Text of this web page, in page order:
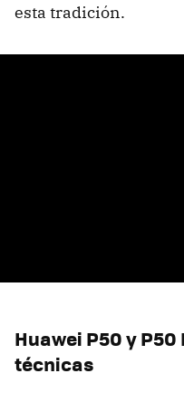
esta tradición.
Huawei P50 y
técnicas